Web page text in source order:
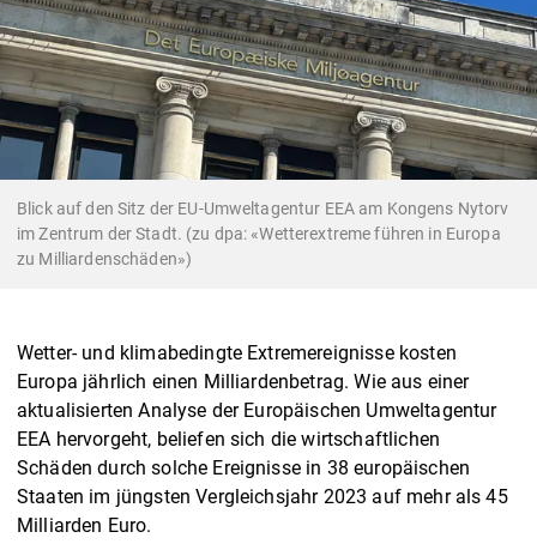
Blick auf den Sitz der EU-Umweltagentur EEA am Kongens Nytorv
im Zentrum der Stadt. (zu dpa: «Wetterextreme führen in Europa
zu Milliardenschäden»)
Wetter- und klimabedingte Extremereignisse kosten
Europa jährlich einen Milliardenbetrag. Wie aus einer
aktualisierten Analyse der Europäischen Umweltagentur
EEA hervorgeht, beliefen sich die wirtschaftlichen
Schäden durch solche Ereignisse in 38 europäischen
Staaten im jüngsten Vergleichsjahr 2023 auf mehr als 45
Milliarden Euro.